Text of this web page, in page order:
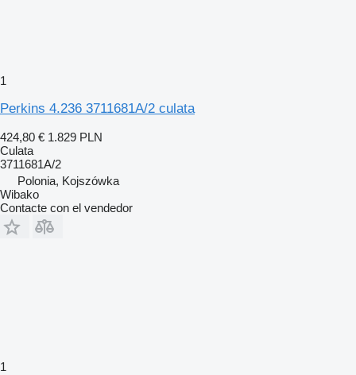
1
Perkins 4.236 3711681A/2 culata
424,80 € 1.829 PLN
Culata
3711681A/2
Polonia, Kojszówka
Wibako
Contacte con el vendedor
1